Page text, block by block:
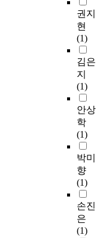
권지
현
(1)
김은
지
(1)
안상
학
(1)
박미
향
(1)
손진
은
(1)